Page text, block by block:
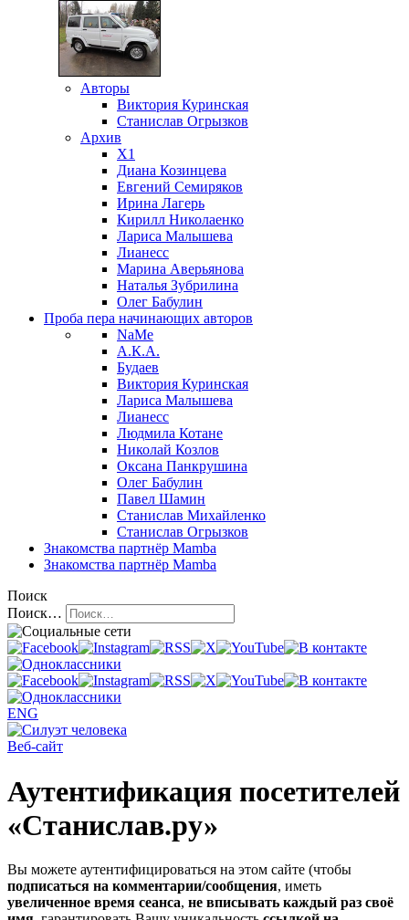
Авторы
Виктория Куринская
Станислав Огрызков
Архив
X1
Диана Козинцева
Евгений Семиряков
Ирина Лагерь
Кирилл Николаенко
Лариса Малышева
Лианесс
Марина Аверьянова
Наталья Зубрилина
Олег Бабулин
Проба пера начинающих авторов
NaMe
А.К.А.
Будаев
Виктория Куринская
Лариса Малышева
Лианесс
Людмила Котане
Николай Козлов
Оксана Панкрушина
Олег Бабулин
Павел Шамин
Станислав Михайленко
Станислав Огрызков
Знакомства партнёр Mamba
Знакомства партнёр Mamba
Поиск
Поиск…
ENG
Веб-сайт
Аутентификация посетителей
«Станислав.ру»
Вы можете аутентифицироваться на этом сайте (чтобы
подписаться на комментарии/сообщения, иметь
увеличенное время сеанса, не вписывать каждый раз своё